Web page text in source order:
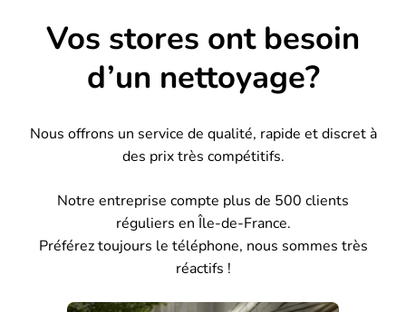
Vos stores ont besoin
d’un nettoyage?
Nous offrons un service de qualité, rapide et discret à
des prix très compétitifs.
Notre entreprise compte plus de 500 clients
réguliers en Île-de-France.
Préférez toujours le téléphone, nous sommes très
réactifs !